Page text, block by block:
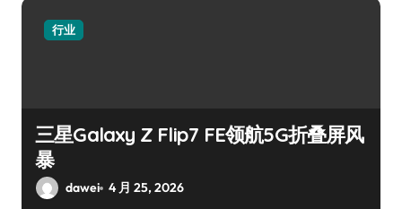
行业
三星Galaxy Z Flip7 FE领航5G折叠屏风
暴
dawei 4 月 25, 2026